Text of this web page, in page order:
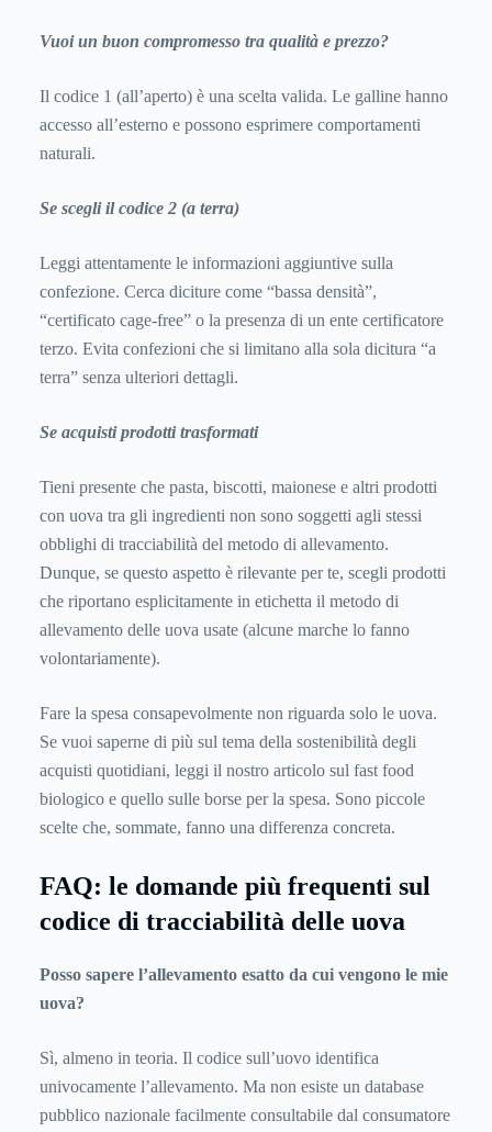
Vuoi un buon compromesso tra qualità e prezzo?
Il codice 1 (all’aperto) è una scelta valida. Le galline hanno
accesso all’esterno e possono esprimere comportamenti
naturali.
Se scegli il codice 2 (a terra)
Leggi attentamente le informazioni aggiuntive sulla
confezione. Cerca diciture come “bassa densità”,
“certificato cage-free” o la presenza di un ente certificatore
terzo. Evita confezioni che si limitano alla sola dicitura “a
terra” senza ulteriori dettagli.
Se acquisti prodotti trasformati
Tieni presente che pasta, biscotti, maionese e altri prodotti
con uova tra gli ingredienti non sono soggetti agli stessi
obblighi di tracciabilità del metodo di allevamento.
Dunque, se questo aspetto è rilevante per te, scegli prodotti
che riportano esplicitamente in etichetta il metodo di
allevamento delle uova usate (alcune marche lo fanno
volontariamente).
Fare la spesa consapevolmente non riguarda solo le uova.
Se vuoi saperne di più sul tema della sostenibilità degli
acquisti quotidiani, leggi il nostro articolo sul fast food
biologico e quello sulle borse per la spesa. Sono piccole
scelte che, sommate, fanno una differenza concreta.
FAQ: le domande più frequenti sul
codice di tracciabilità delle uova
Posso sapere l’allevamento esatto da cui vengono le mie
uova?
Sì, almeno in teoria. Il codice sull’uovo identifica
univocamente l’allevamento. Ma non esiste un database
pubblico nazionale facilmente consultabile dal consumatore